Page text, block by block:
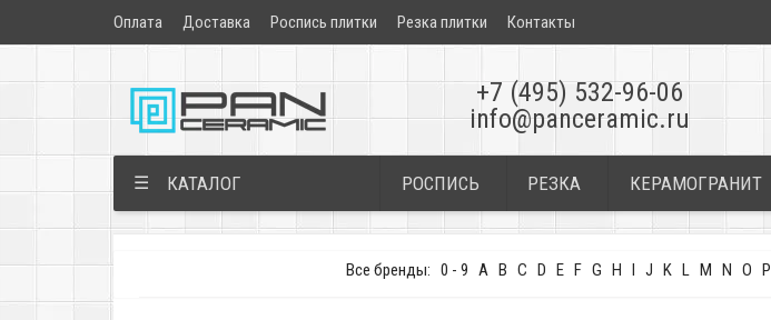
Оплата Доставка Роспись плитки Резка плитки Контакты
+7 (495) 532-96-06
info@panceramic.ru
☰ КАТАЛОГ РОСПИСЬ РЕЗКА КЕРАМОГРАНИТ
Все бренды: 0 - 9 A B C D E F G H I J K L M N O P